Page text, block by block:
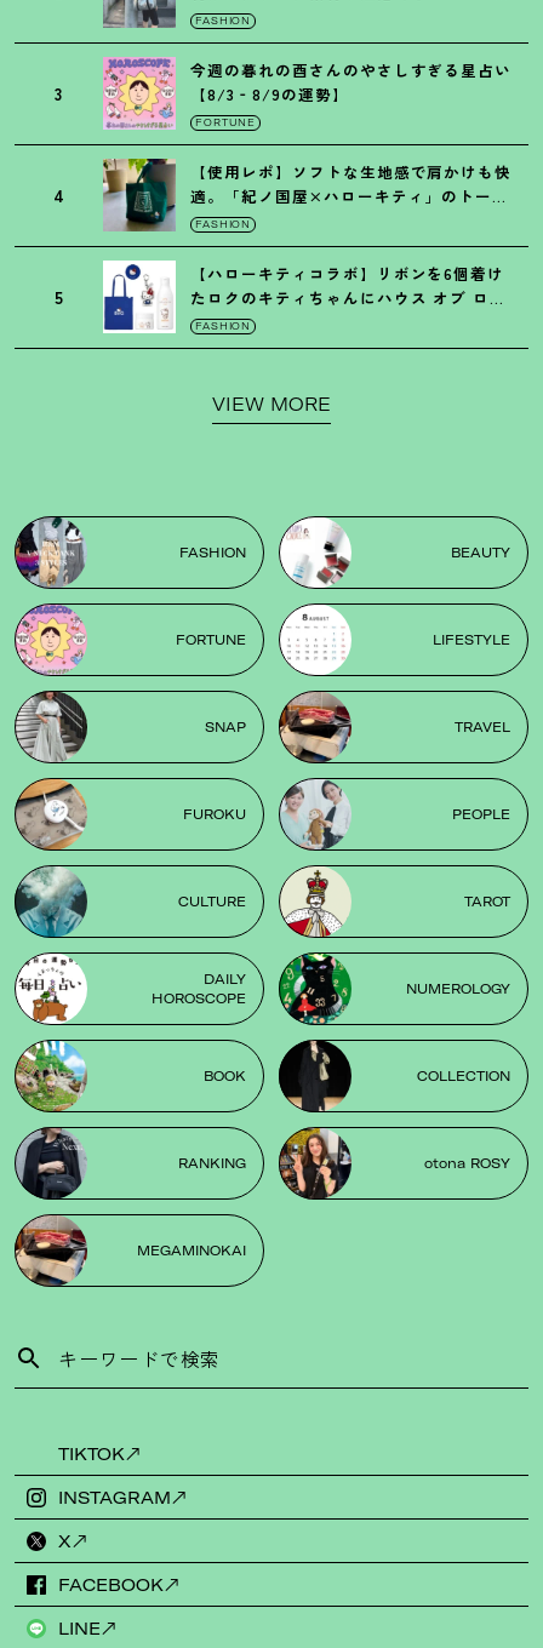
の保冷バッグ
FASHION
3
今週の暮れの酉さんのやさしすぎる星占い
【8/3‐8/9の運勢】
FORTUNE
4
【使用レポ】ソフトな生地感で肩かけも快
適。「紀ノ国屋×ハローキティ」のトート
がガシガシ使えて最高です
FASHION
5
【ハローキティコラボ】リボンを6個着け
たロクのキティちゃんにハウス オブ ロー
ゼの限定パケも
FASHION
VIEW MORE
FASHION BEAUTY
FORTUNE LIFESTYLE
SNAP TRAVEL
FUROKU PEOPLE
CULTURE TAROT
DAILY
HOROSCOPE
NUMEROLOGY
BOOK COLLECTION
RANKING otona ROSY
MEGAMINOKAI
TIKTOK
INSTAGRAM
X
FACEBOOK
LINE